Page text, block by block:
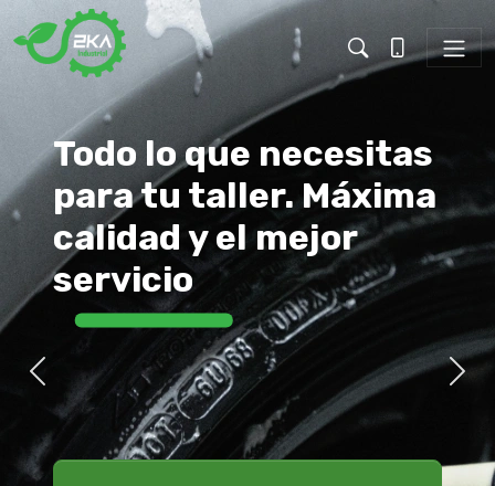
2KA Industrial
BUSCADOR
2Ka Industrial: Suministros de
Todo lo que necesitas
para tu taller. Máxima
calidad y el mejor
servicio
Anterior